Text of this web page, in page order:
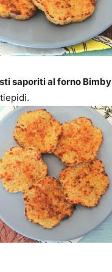
saporiti al forno Bimby